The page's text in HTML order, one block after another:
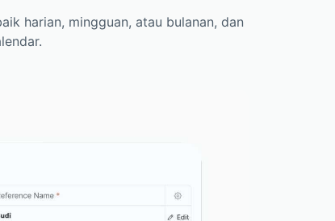
harian, mingguan, atau bulanan, dan